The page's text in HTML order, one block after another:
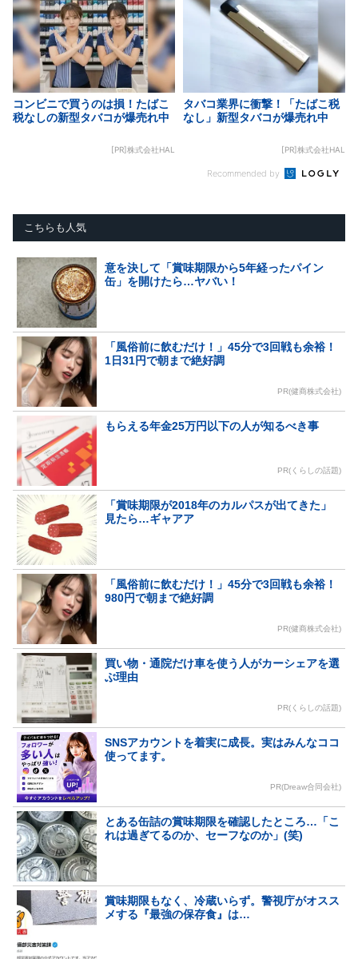
コンビニで買うのは損！たばこ
税なしの新型タバコが爆売れ中
[PR]株式会社HAL
タバコ業界に衝撃！「たばこ税
なし」新型タバコが爆売れ中
[PR]株式会社HAL
Recommended by
こちらも人気
意を決して「賞味期限から5年経ったパイン
缶」を開けたら…ヤバい！
「風俗前に飲むだけ！」45分で3回戦も余裕！
1日31円で朝まで絶好調
PR(健商株式会社)
もらえる年金25万円以下の人が知るべき事
PR(くらしの話題)
「賞味期限が2018年のカルパスが出てきた」
見たら…ギャアア
「風俗前に飲むだけ！」45分で3回戦も余裕！
980円で朝まで絶好調
PR(健商株式会社)
買い物・通院だけ車を使う人がカーシェアを選
ぶ理由
PR(くらしの話題)
SNSアカウントを着実に成長。実はみんなココ
使ってます。
PR(Dreaw合同会社)
とある缶詰の賞味期限を確認したところ…「こ
れは過ぎてるのか、セーフなのか」(笑)
賞味期限もなく、冷蔵いらず。警視庁がオスス
メする『最強の保存食』は…